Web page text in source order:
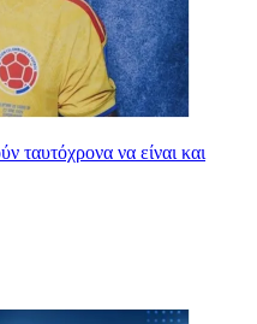
ταυτόχρονα να είναι και